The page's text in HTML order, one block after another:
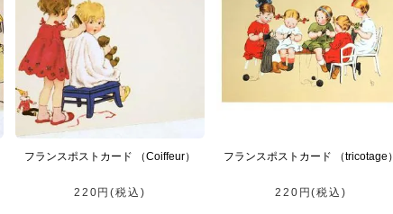
フランスポストカード （Coiffeur）
220円(税込)
フランスポストカード （tricotage）
220円(税込)